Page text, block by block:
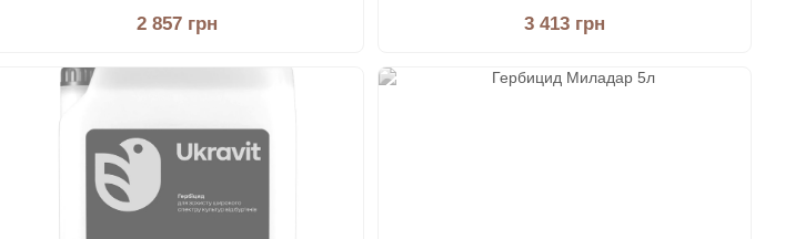
2 857 грн 3 413 грн